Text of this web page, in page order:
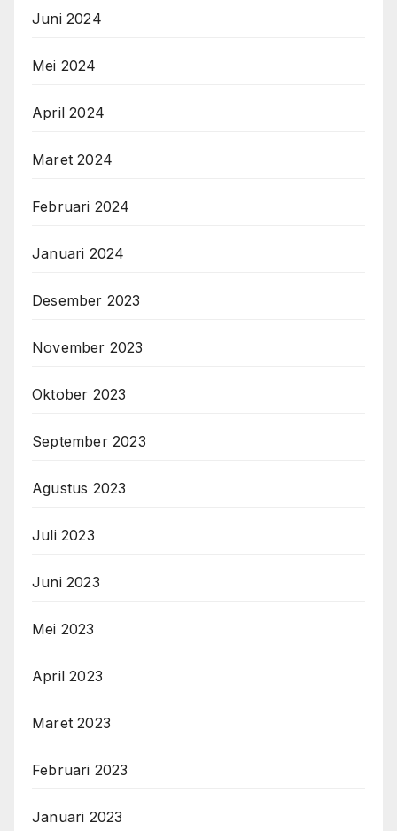
Juni 2024
Mei 2024
April 2024
Maret 2024
Februari 2024
Januari 2024
Desember 2023
November 2023
Oktober 2023
September 2023
Agustus 2023
Juli 2023
Juni 2023
Mei 2023
April 2023
Maret 2023
Februari 2023
Januari 2023